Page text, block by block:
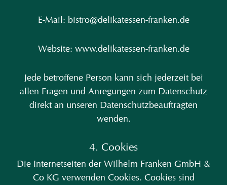
E-Mail: bistro@delikatessen-franken.de
Website: www.delikatessen-franken.de
Jede betroffene Person kann sich jederzeit bei
allen Fragen und Anregungen zum Datenschutz
direkt an unseren Datenschutzbeauftragten
wenden.
4. Cookies
Die Internetseiten der Wilhelm Franken GmbH &
Co KG verwenden Cookies. Cookies sind